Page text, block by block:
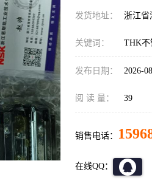
发货地址： 浙江省
关键词： THK不
发布日期： 2026-
阅 读 量： 39
销售电话：
在线QQ：